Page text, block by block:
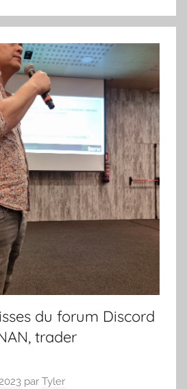
du forum Discord
trader
par Tyler